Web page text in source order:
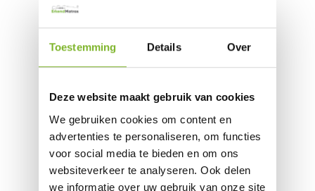
Toestemming Details Over
Deze website maakt gebruik van cookies
We gebruiken cookies om content en
advertenties te personaliseren, om functies
voor social media te bieden en om ons
websiteverkeer te analyseren. Ook delen
we informatie over uw gebruik van onze site